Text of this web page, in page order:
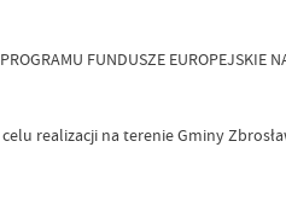
FUNDUSZE EUROPEJSKIE
realizacji na terenie Gminy